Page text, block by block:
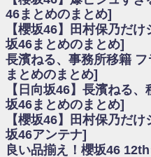
会見の模様がこちら！
乃木坂欅坂まとめのまとめ / 【日
カそう...
欅坂あんてな ～欅坂46のニュー
ピーズ集結！櫻坂46守屋麗奈×遠藤
演決定
欅坂/日向坂46まとめのまとめ /
いた理由
日向坂46まとめのまとめ / 【日向
から」佐々木久美と卒業後初の共演
日向坂46まとめのまとめ / 【元日
ちゃん、メンバーと会った模様
46まとめのまとめ]
【櫻坂46】田村保乃だ
坂46まとめのまとめ]
長濱ねる、事務所移籍
まとめのまとめ]
【日向坂46】長濱ねる
坂46まとめのまとめ]
【櫻坂46】田村保乃だ
坂46アンテナ]
良い品揃え！櫻坂46